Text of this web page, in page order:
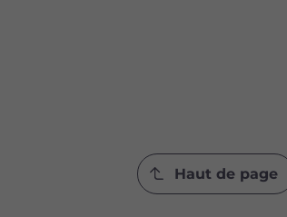
Haut de page